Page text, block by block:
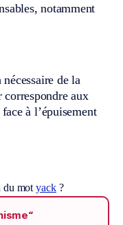
notamment
de la
correspondre aux
à l’épuisement
du motyack?